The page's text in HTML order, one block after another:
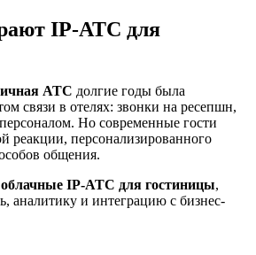
IP-АТС для
АТС долгие годы была
связи в отелях: звонки на ресепшн,
персоналом. Но современные гости
реакции, персонализированного
общения.
облачные IP-АТС для гостиницы,
аналитику и интеграцию с бизнес-